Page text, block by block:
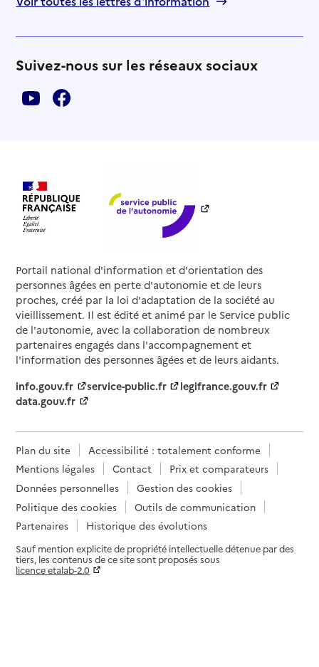
Suivez-nous sur les réseaux sociaux
Portail national d'information et d'orientation des
personnes âgées en perte d'autonomie et de leurs
proches, créé par la loi d'adaptation de la société au
vieillissement. Il est édité et animé par le Service public
de l'autonomie, avec la collaboration de nombreux
partenaires engagés dans l'accompagnement et
l'information des personnes âgées et de leurs aidants.
info.gouv.fr
service-public.fr
legifrance.gouv.fr
data.gouv.fr
Plan du site
Accessibilité : totalement conforme
Mentions légales
Contact
Prix et comparateurs
Données personnelles
Gestion des cookies
Politique des cookies
Outils de communication
Partenaires
Historique des évolutions
Sauf mention explicite de propriété intellectuelle détenue par des
tiers, les contenus de ce site sont proposés sous
licence etalab-2.0